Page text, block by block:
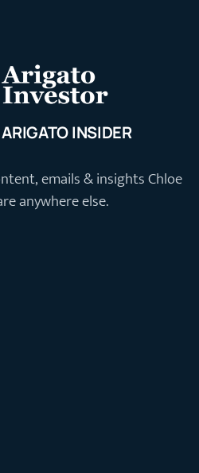
INSIDER
emails & insights Chloe
anywhere else.